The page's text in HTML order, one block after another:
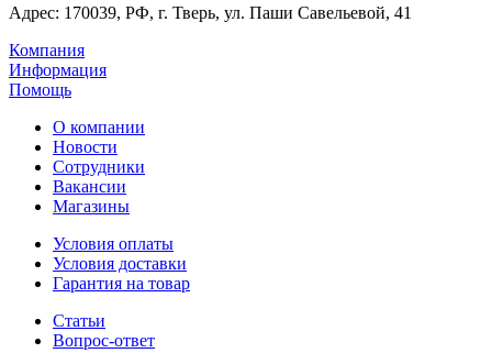
Адрес: 170039, РФ, г. Тверь, ул. Паши Савельевой, 41
Компания
Информация
Помощь
О компании
Новости
Сотрудники
Вакансии
Магазины
Условия оплаты
Условия доставки
Гарантия на товар
Статьи
Вопрос-ответ